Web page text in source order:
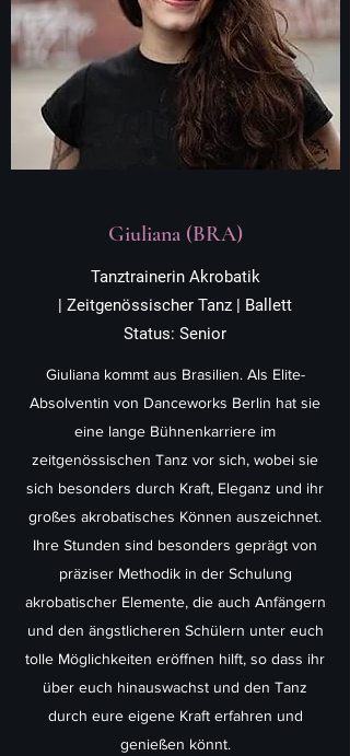
Giuliana (BRA)
Tanztrainerin Akrobatik
| Zeitgenössischer Tanz | Ballett
Status: Senior
Giuliana kommt aus Brasilien. Als Elite-
Absolventin von Danceworks Berlin hat sie
eine lange Bühnenkarriere im
zeitgenössischen Tanz vor sich, wobei sie
sich besonders durch Kraft, Eleganz und ihr
großes akrobatisches Können auszeichnet.
Ihre Stunden sind besonders geprägt von
präziser Methodik in der Schulung
akrobatischer Elemente, die auch Anfängern
und den ängstlicheren Schülern unter euch
tolle Möglichkeiten eröffnen hilft, so dass ihr
über euch hinauswachst und den Tanz
durch eure eigene Kraft erfahren und
genießen könnt.